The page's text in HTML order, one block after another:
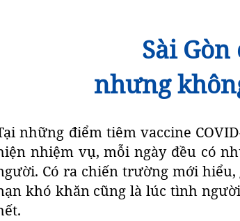
Sài
nhưng
những điểm tiêm vaccine
nhiệm vụ, mỗi ngày đều có
Có ra chiến trường mới
khó khăn cũng là lúc tình